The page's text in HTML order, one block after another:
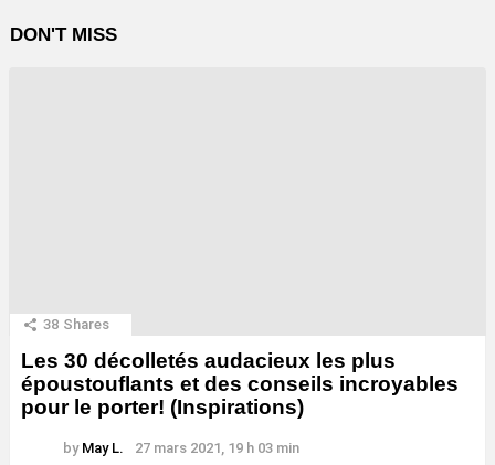
DON'T MISS
38 Shares
Les 30 décolletés audacieux les plus
époustouflants et des conseils incroyables
pour le porter! (Inspirations)
by May L. 27 mars 2021, 19 h 03 min